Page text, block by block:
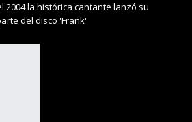
2004 la histórica cantante lanzó su
del disco 'Frank'